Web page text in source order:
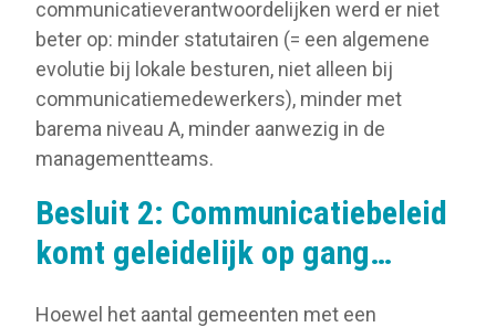
communicatieverantwoordelijken werd er niet
beter op: minder statutairen (= een algemene
evolutie bij lokale besturen, niet alleen bij
communicatiemedewerkers), minder met
barema niveau A, minder aanwezig in de
managementteams.
Besluit 2: Communicatiebeleid
komt geleidelijk op gang…
Hoewel het aantal gemeenten met een